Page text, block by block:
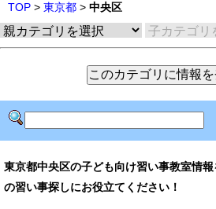
TOP > 東京都 > 中央区
東京都中央区の子ども向け習い事教室情
の習い事探しにお役立てください！